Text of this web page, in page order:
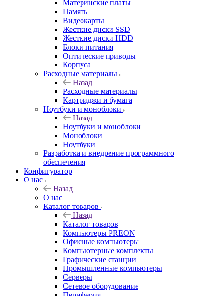
Материнские платы
Память
Видеокарты
Жесткие диски SSD
Жесткие диски HDD
Блоки питания
Оптические приводы
Корпуса
Расходные материалы
Назад
Расходные материалы
Картриджи и бумага
Ноутбуки и моноблоки
Назад
Ноутбуки и моноблоки
Моноблоки
Ноутбуки
Разработка и внедрение программного
обеспечения
Конфигуратор
О нас
Назад
О нас
Каталог товаров
Назад
Каталог товаров
Компьютеры PREON
Офисные компьютеры
Компьютерные комплекты
Графические станции
Промышленные компьютеры
Серверы
Сетевое оборудование